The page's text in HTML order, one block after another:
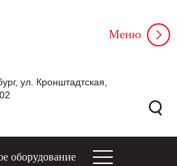
ул. Кронштадтская,
Меню
оборудование